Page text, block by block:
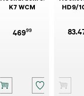
K7 WCM
46999
HD9/